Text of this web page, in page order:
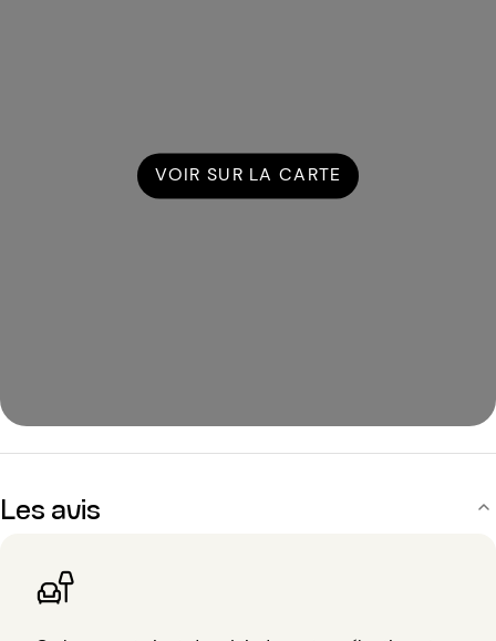
VOIR SUR LA CARTE
Les avis